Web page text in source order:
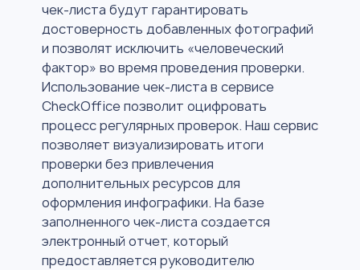
чек-листа будут гарантировать
достоверность добавленных фотографий
и позволят исключить «человеческий
фактор» во время проведения проверки.
Использование чек-листа в сервисе
CheckOffice позволит оцифровать
процесс регулярных проверок. Наш сервис
позволяет визуализировать итоги
проверки без привлечения
дополнительных ресурсов для
оформления инфографики. На базе
заполненного чек-листа создается
электронный отчет, который
предоставляется руководителю